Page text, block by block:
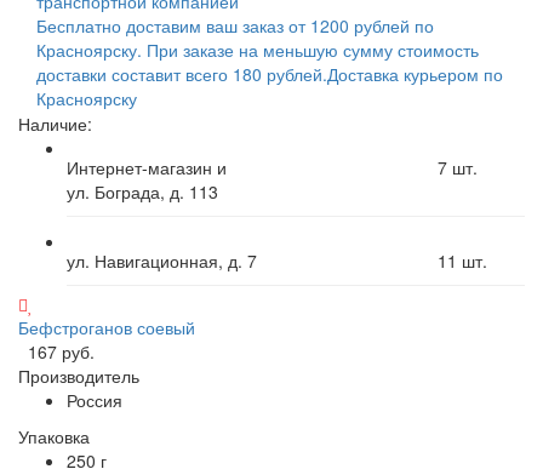
Бесплатно доставим ваш заказ от 1200 рублей по
Красноярску. При заказе на меньшую сумму стоимость
доставки составит всего 180 рублей.Доставка курьером по
Красноярску
Наличие:
Интернет-магазин и
ул. Бограда, д. 113
7 шт.
ул. Навигационная, д. 7 11 шт.
Бефстроганов соевый
167 руб.
Производитель
Россия
Упаковка
250 г